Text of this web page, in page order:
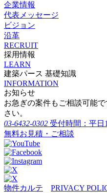
企業情報
代表メッセージ
ビジョン
沿革
RECRUIT
採用情報
LEARN
建築パース 基礎知識
INFORMATION
お知らせ
お急ぎの案件もご相談可能
さい。
03-6432-0302 受付時間：平日
無料お見積・ご相談
物件カルテ PRIVACY